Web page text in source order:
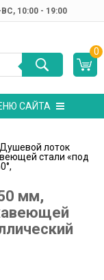
10:00 - 19:00
0
САЙТА
лоток
стали «под
мм,